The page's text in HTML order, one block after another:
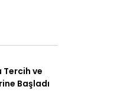
Sayfa
Tercih ve
Başladı